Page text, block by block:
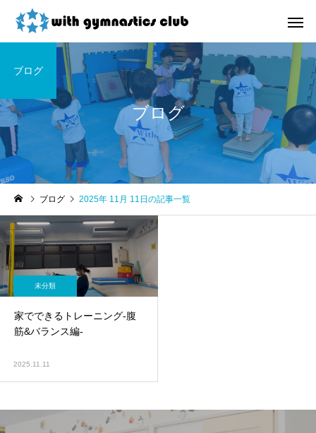
お知らせ
令和8年度未就園児クラス
新規会員様募集中！
未分類
ウィズ体操クラブ技紹
ブログ
ブログ
ブログ 2025年 11月 11日の記事一覧
未分類
家でできるトレーニング-腹
筋&バランス編-
2025.11.11